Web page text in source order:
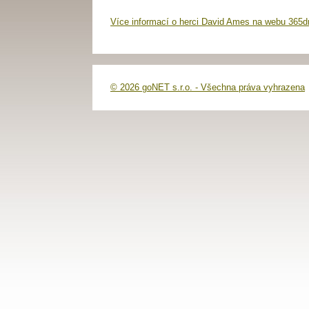
Více informací o herci David Ames na webu
© 2026 goNET s.r.o. - Všechna práva vyhrazena